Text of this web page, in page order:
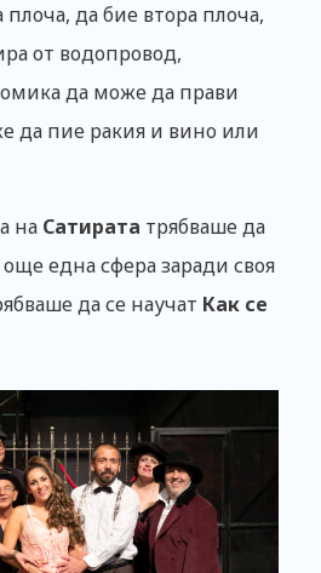
да бие втора плоча,
от водопровод,
да може да прави
да пие ракия и вино или
на Сатирата трябваше да
една сфера заради своя
да се научат Как се